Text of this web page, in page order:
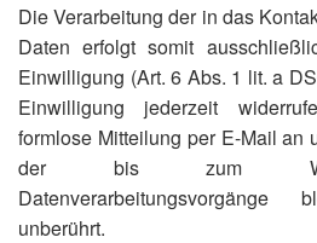
Die Verarbeitung der in das
Daten erfolgt somit
Einwilligung (Art. 6 Abs. 1 lit. a
Einwilligung jederzeit
formlose Mitteilung per E-Mail an
der bis zum
unberührt.